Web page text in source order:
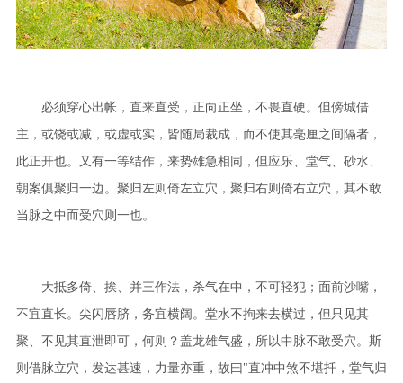
必须穿心出帐，直来直受，正向正坐，不畏直硬。但傍城借
主，或饶或减，或虚或实，皆随局裁成，而不使其毫厘之间隔者，
此正开也。又有一等结作，来势雄急相同，但应乐、堂气、砂水、
朝案俱聚归一边。聚归左则倚左立穴，聚归右则倚右立穴，其不敢
当脉之中而受穴则一也。
大抵多倚、挨、并三作法，杀气在中，不可轻犯；面前沙嘴，
不宜直长。尖闪唇脐，务宜横阔。堂水不拘来去横过，但只见其
聚、不见其直泄即可，何则？盖龙雄气盛，所以中脉不敢受穴。斯
则借脉立穴，发达甚速，力量亦重，故曰"直冲中煞不堪扦，堂气归